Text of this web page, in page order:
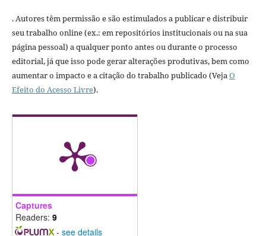
. Autores têm permissão e são estimulados a publicar e distribuir
seu trabalho online (ex.: em repositórios institucionais ou na sua
página pessoal) a qualquer ponto antes ou durante o processo
editorial, já que isso pode gerar alterações produtivas, bem como
aumentar o impacto e a citação do trabalho publicado (VejaO
Efeito do Acesso Livre).
Captures
Readers: 9
- see details